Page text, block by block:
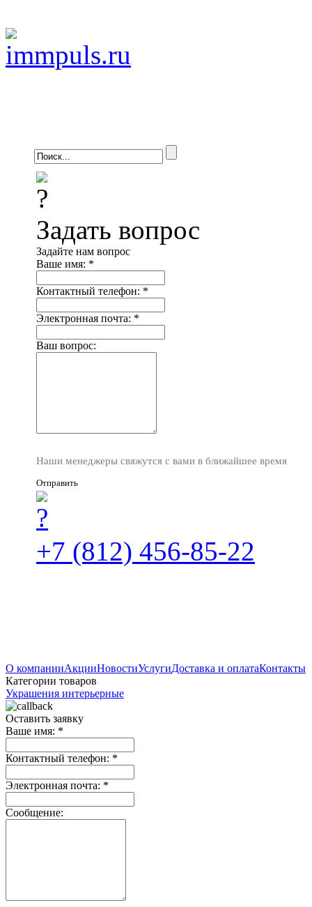
Задать вопрос
Задайте нам вопрос
Ваше имя: *
Контактный телефон: *
Электронная почта: *
Ваш вопрос:
Наши менеджеры свяжутся с вами в ближайшее время
Отправить
+7 (812) 456-85-22
О компанииАкцииНовостиУслугиДоставка и оплатаКонтакты
Категории товаров
Украшения интерьерные
Оставить заявку
Ваше имя: *
Контактный телефон: *
Электронная почта: *
Сообщение: